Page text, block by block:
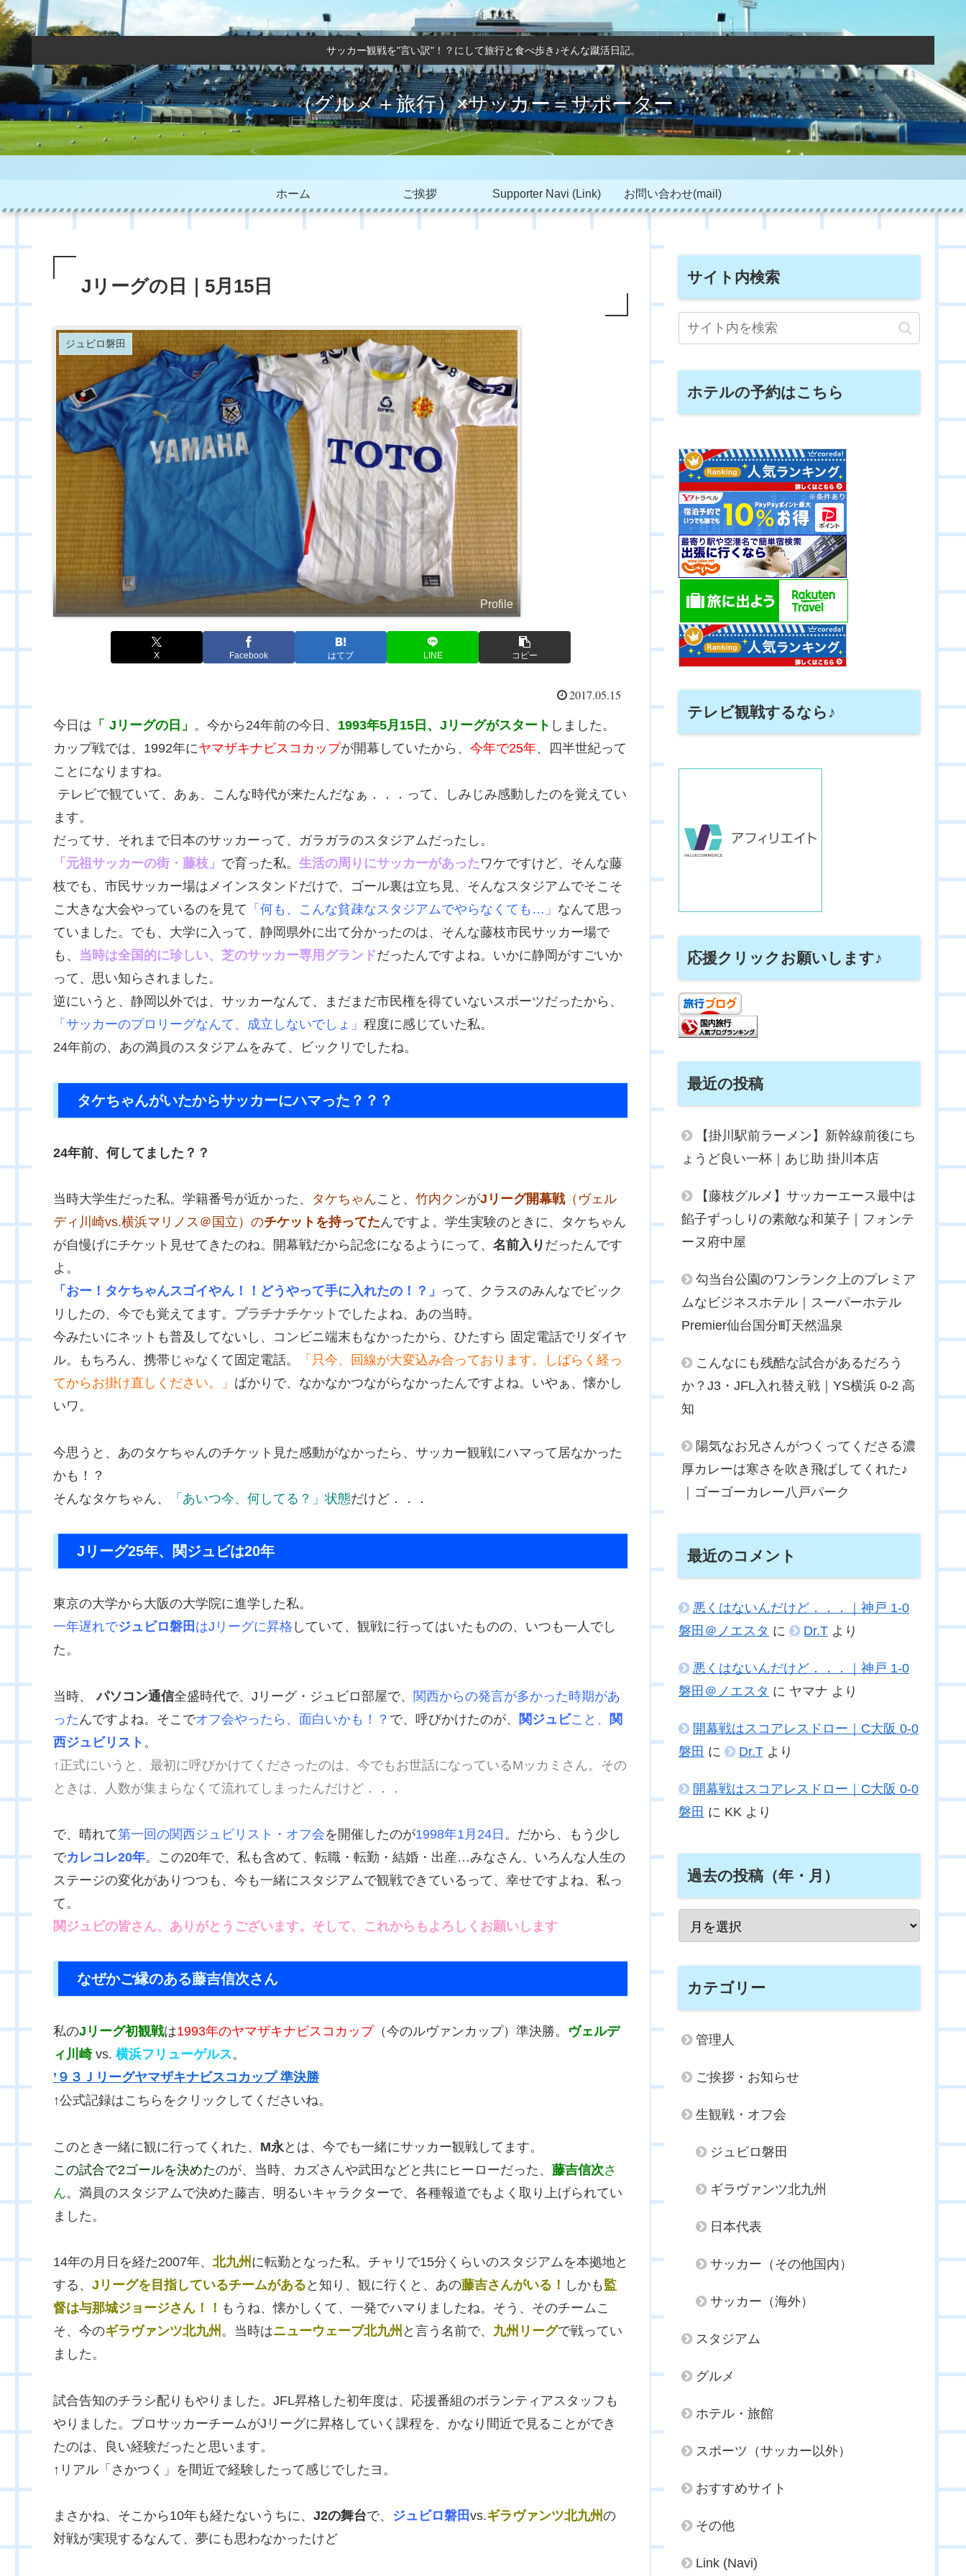
サッカー観戦を"言い訳"！？にして旅行と食べ歩き♪そんな蹴活日記。
（グルメ＋旅行）×サッカー＝サポーター
ホーム ご挨拶 Supporter Navi (Link) お問い合わせ(mail)
Jリーグの日｜5月15日
ジュビロ磐田
Profile
X Facebook はてブ LINE コピー
2017.05.15
今日は 「 Jリーグの日」 。今から24年前の今日、 1993年5月15日、Jリーグがスタート しました。
カップ戦では、1992年にヤマザキナビスコカップが開幕していたから、 今年で25年、四半世紀って
ことになりますね。
テレビで観ていて、あぁ、こんな時代が来たんだなぁ．．．って、しみじみ感動したのを覚えてい
ます。
だってサ、それまで日本のサッカーって、ガラガラのスタジアムだったし。
「元祖サッカーの街・藤枝」 で育った私。 生活の周りにサッカーがあったワケですけど、そんな藤
枝でも、市民サッカー場はメインスタンドだけで、ゴール裏は立ち見、そんなスタジアムでそこそ
こ大きな大会やっているのを見て 「何も、こんな貧疎なスタジアムでやらなくても…」 なんて思っ
ていました。でも、大学に入って、静岡県外に出て分かったのは、そんな藤枝市民サッカー場で
も、 当時は全国的に珍しい、芝のサッカー専用グランドだったんですよね。いかに静岡がすごいか
って、思い知らされました。
逆にいうと、静岡以外では、サッカーなんて、まだまだ市民権を得ていないスポーツだったから、
「サッカーのプロリーグなんて、成立しないでしょ」 程度に感じていた私。
24年前の、あの満員のスタジアムをみて、ビックリでしたね。
タケちゃんがいたからサッカーにハマった？？？
24年前、何してました？？
当時大学生だった私。学籍番号が近かった、 タケちゃんこと、 竹内クンがJリーグ開幕戦（ヴェル
ディ川崎vs.横浜マリノス＠国立）のチケットを持ってたんですよ。学生実験のときに、タケちゃん
が自慢げにチケット見せてきたのね。開幕戦だから記念になるようにって、 名前入り だったんです
よ。
「おー！タケちゃんスゴイやん！！どうやって手に入れたの！？」 って、クラスのみんなでビック
リしたの、今でも覚えてます。 プラチナチケット でしたよね、あの当時。
今みたいにネットも普及してないし、コンビニ端末もなかったから、ひたすら 固定電話でリダイヤ
ル。もちろん、携帯じゃなくて固定電話。
「只今、回線が大変込み合っております。しばらく経っ
てからお掛け直しください。」 ばかりで、なかなかつながらなかったんですよね。いやぁ、懐かし
いワ。
今思うと、あのタケちゃんのチケット見た感動がなかったら、サッカー観戦にハマって居なかった
かも！？
そんなタケちゃん、
「あいつ今、何してる？」状態だけど．．．
Jリーグ25年、関ジュビは20年
東京の大学から大阪の大学院に進学した私。
一年遅れでジュビロ磐田 はJリーグに昇格 していて、観戦に行ってはいたものの、いつも一人でし
た。
当時、 パソコン通信全盛時代で、Jリーグ・ジュビロ部屋で、 関西からの発言が多かった時期があ
った んですよね。そこでオフ会やったら、面白いかも！？ で、呼びかけたのが、 関ジュビこと、 関
西ジュビリスト 。
↑正式にいうと、最初に呼びかけてくださったのは、今でもお世話になっているMッカミさん。その
ときは、人数が集まらなくて流れてしまったんだけど．．．
で、晴れて第一回の関西ジュビリスト・オフ会を開催したのが1998年1月24日 。だから、もう少し
でカレコレ20年。この20年で、私も含めて、転職・転勤・結婚・出産…みなさん、いろんな人生の
ステージの変化がありつつも、今も一緒にスタジアムで観戦できているって、幸せですよね、私っ
て。
関ジュビの皆さん、ありがとうございます。そして、これからもよろしくお願いします
なぜかご縁のある藤吉信次さん
私のJリーグ初観戦は1993年のヤマザキナビスコカップ（今のルヴァンカップ）準決勝。 ヴェルデ
ィ川崎vs. 横浜フリューゲルス。
’９３Ｊリーグヤマザキナビスコカップ 準決勝
↑公式記録はこちらをクリックしてくださいね。
このとき一緒に観に行ってくれた、 M永 とは、今でも一緒にサッカー観戦してます。
この試合で2ゴールを決めたのが、当時、カズさんや武田などと共にヒーローだった、 藤吉信次さ
ん。満員のスタジアムで決めた藤吉、明るいキャラクターで、各種報道でもよく取り上げられてい
ました。
14年の月日を経た2007年、 北九州 に転勤となった私。チャリで15分くらいのスタジアムを本拠地と
する、 Jリーグを目指しているチームがある と知り、観に行くと、あの藤吉さんがいる！ しかも 監
督は与那城ジョージさん！！ もうね、懐かしくて、一発でハマりましたね。そう、そのチームこ
そ、今のギラヴァンツ北九州 。当時はニューウェーブ北九州 と言う名前で、 九州リーグで戦ってい
ました。
試合告知のチラシ配りもやりました。JFL昇格した初年度は、応援番組のボランティアスタッフも
やりました。プロサッカーチームがJリーグに昇格していく課程を、かなり間近で見ることができ
たのは、良い経験だったと思います。
↑リアル「さかつく」を間近で経験したって感じでしたヨ。
まさかね、そこから10年も経たないうちに、 J2の舞台で、 ジュビロ磐田 vs.ギラヴァンツ北九州の
対戦が実現するなんて、夢にも思わなかったけど
サイト内検索
ホテルの予約はこちら
テレビ観戦するなら♪
応援クリックお願いします♪
最近の投稿
【掛川駅前ラーメン】新幹線前後にち
ょうど良い一杯｜あじ助 掛川本店
【藤枝グルメ】サッカーエース最中は
餡子ずっしりの素敵な和菓子｜フォンテ
ーヌ府中屋
勾当台公園のワンランク上のプレミア
ムなビジネスホテル｜スーパーホテル
Premier仙台国分町天然温泉
こんなにも残酷な試合があるだろう
か？J3・JFL入れ替え戦｜YS横浜 0-2 高
知
陽気なお兄さんがつくってくださる濃
厚カレーは寒さを吹き飛ばしてくれた♪
｜ゴーゴーカレー八戸パーク
最近のコメント
悪くはないんだけど．．．｜神戸 1-0
磐田＠ノエスタ に Dr.T より
悪くはないんだけど．．．｜神戸 1-0
磐田＠ノエスタ に ヤマナ より
開幕戦はスコアレスドロー｜C大阪 0-0
磐田 に Dr.T より
開幕戦はスコアレスドロー｜C大阪 0-0
磐田 に KK より
過去の投稿（年・月）
カテゴリー
管理人
ご挨拶・お知らせ
生観戦・オフ会
ジュビロ磐田
ギラヴァンツ北九州
日本代表
サッカー（その他国内）
サッカー（海外）
スタジアム
グルメ
ホテル・旅館
スポーツ（サッカー以外）
おすすめサイト
その他
Link (Navi)